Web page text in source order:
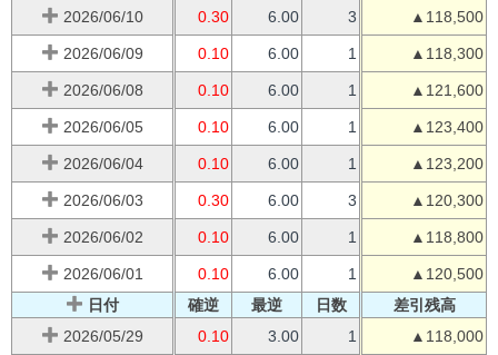
2026/06/10 0.30 6.00 3 ▲118,500
2026/06/09 0.10 6.00 1 ▲118,300
2026/06/08 0.10 6.00 1 ▲121,600
2026/06/05 0.10 6.00 1 ▲123,400
2026/06/04 0.10 6.00 1 ▲123,200
2026/06/03 0.30 6.00 3 ▲120,300
2026/06/02 0.10 6.00 1 ▲118,800
2026/06/01 0.10 6.00 1
▲120,500
日付
確逆 最逆 日数
差引残高
2026/05/29
0.10 3.00 1 ▲118,000